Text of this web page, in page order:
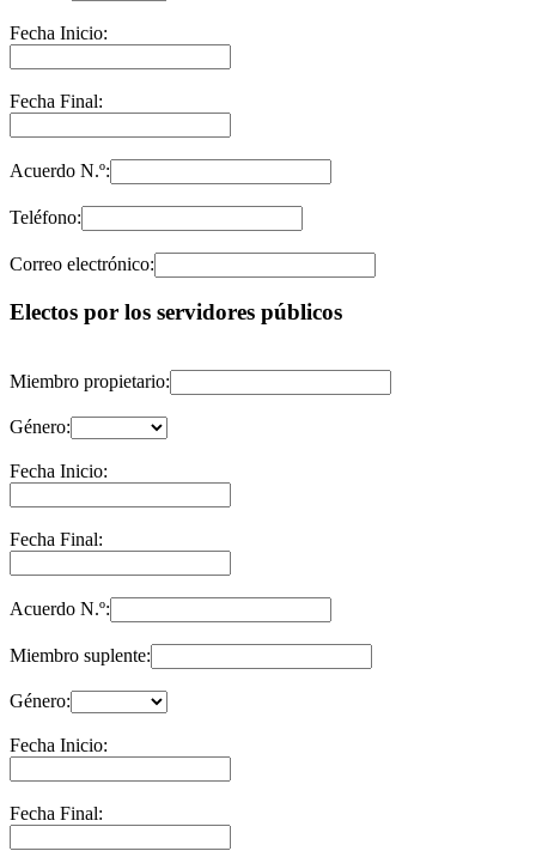
Fecha Inicio:
Fecha Final:
Acuerdo N.º:
Teléfono:
Correo electrónico:
Electos por los servidores públicos
Miembro propietario:
Género:
Fecha Inicio:
Fecha Final:
Acuerdo N.º:
Miembro suplente:
Género:
Fecha Inicio:
Fecha Final: